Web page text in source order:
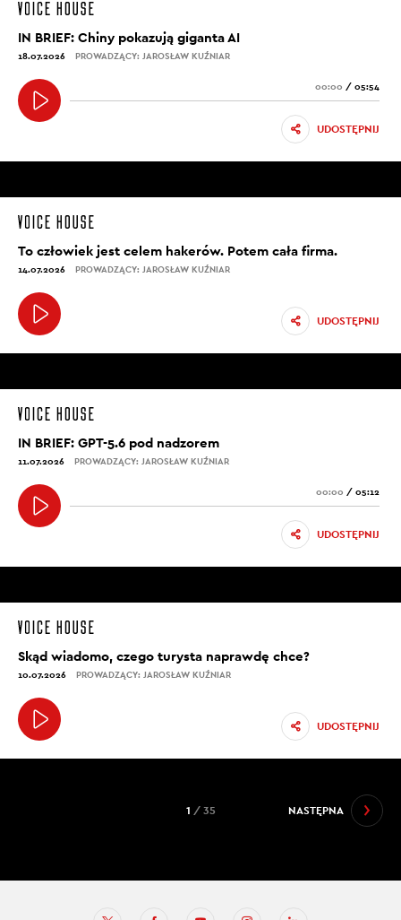
IN BRIEF: Chiny pokazują giganta AI
18.07.2026 PROWADZĄCY: JAROSŁAW KUŹNIAR
00:00 / 05:54
UDOSTĘPNIJ
To człowiek jest celem hakerów. Potem cała firma.
14.07.2026 PROWADZĄCY: JAROSŁAW KUŹNIAR
UDOSTĘPNIJ
IN BRIEF: GPT-5.6 pod nadzorem
11.07.2026 PROWADZĄCY: JAROSŁAW KUŹNIAR
00:00 / 05:12
UDOSTĘPNIJ
Skąd wiadomo, czego turysta naprawdę chce?
10.07.2026 PROWADZĄCY: JAROSŁAW KUŹNIAR
UDOSTĘPNIJ
NASTĘPNA
1 / 35